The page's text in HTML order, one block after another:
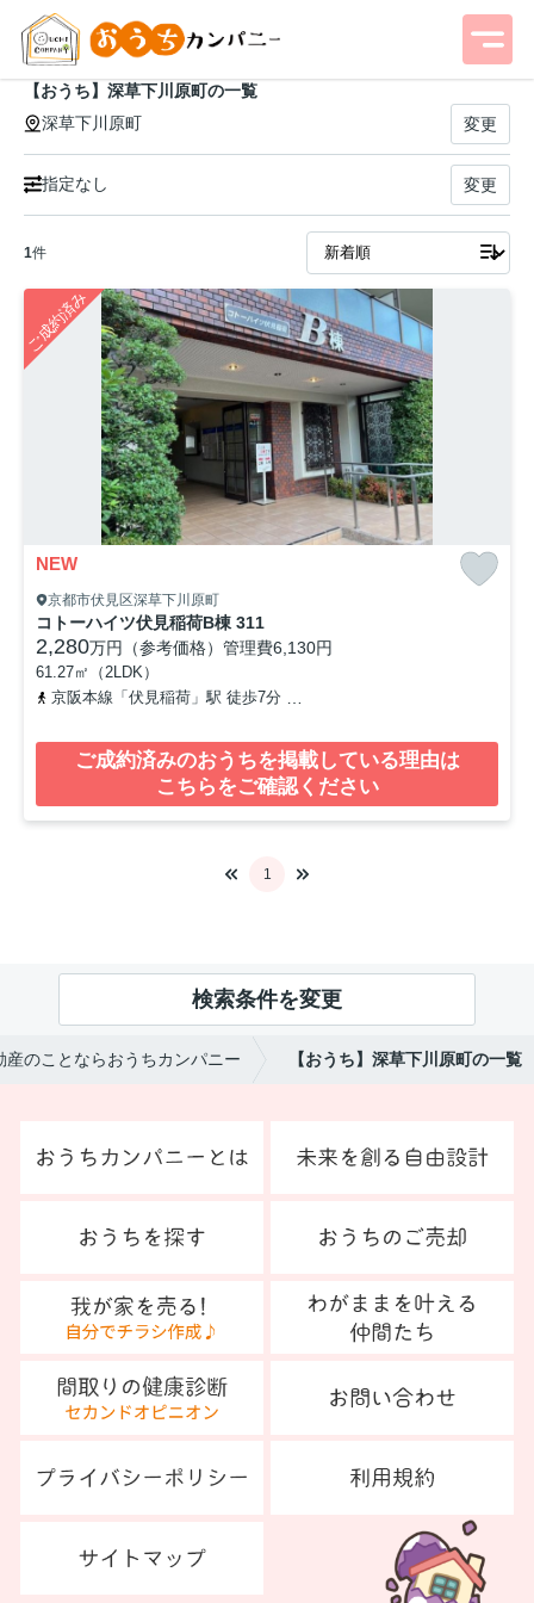
【おうち】深草下川原町の一覧
深草下川原町
変更
指定なし 変更
1件
ご成約済み
NEW
京都市伏見区深草下川原町
コトーハイツ伏見稲荷B棟 311
2,280万円（参考価格） 管理費6,130円
61.27㎡（2LDK）
京阪本線「伏見稲荷」駅 徒歩7分
ご成約済みのおうちを掲載している理由は
こちらをご確認ください
1
検索条件を変更
産のことならおうちカンパニー 【おうち】深草下川原町の一覧